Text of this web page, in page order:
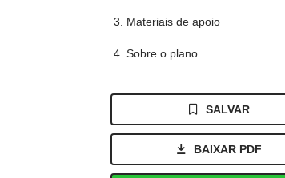
Materiais de apoio
Sobre o plano
SALVAR
BAIXAR PDF